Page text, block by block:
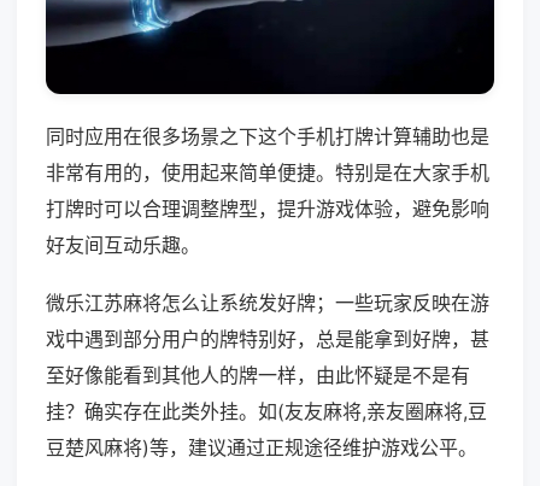
同时应用在很多场景之下这个手机打牌计算辅助也是
非常有用的，使用起来简单便捷。特别是在大家手机
打牌时可以合理调整牌型，提升游戏体验，避免影响
好友间互动乐趣。
微乐江苏麻将怎么让系统发好牌；一些玩家反映在游
戏中遇到部分用户的牌特别好，总是能拿到好牌，甚
至好像能看到其他人的牌一样，由此怀疑是不是有
挂？确实存在此类外挂。如(友友麻将,亲友圈麻将,豆
豆楚风麻将)等，建议通过正规途径维护游戏公平。